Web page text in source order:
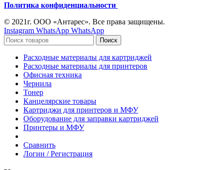
Политика конфиденциальности
© 2021г. ООО «Антарес». Все права защищены.
Instagram WhatsApp WhatsApp
Поиск
Расходные материалы для картриджей
Расходные материалы для принтеров
Офисная техника
Чернила
Тонер
Канцелярские товары
Картриджи для принтеров и МФУ
Оборудование для заправки картриджей
Принтеры и МФУ
Сравнить
Логин / Регистрация